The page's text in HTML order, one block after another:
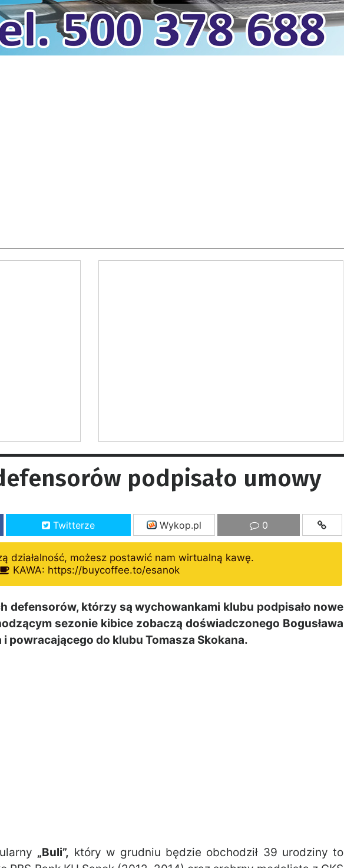
podpisało umowy
Twitterze Wykop.pl 0
działalność, możesz postawić nam wirtualną kawę.
KAWA: https://buycoffee.to/esanok
defensorów, którzy są wychowankami klubu podpisało nowe
sezonie kibice zobaczą doświadczonego Bogusława
i powracającego do klubu Tomasza Skokana.
„Buli”, który w grudniu będzie obchodził 39 urodziny to